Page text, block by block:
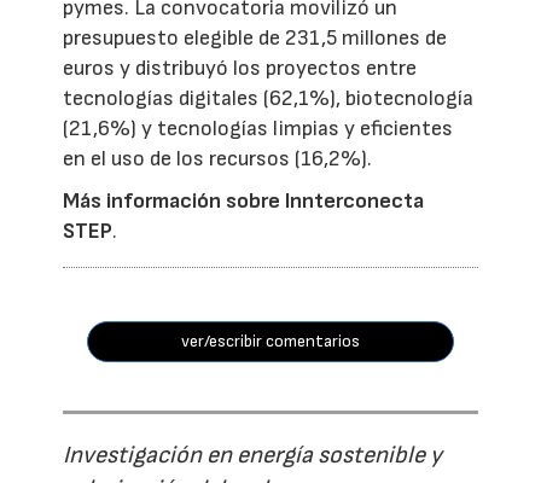
pymes. La convocatoria movilizó un
presupuesto elegible de 231,5 millones de
euros y distribuyó los proyectos entre
tecnologías digitales (62,1%), biotecnología
(21,6%) y tecnologías limpias y eficientes
en el uso de los recursos (16,2%).
Más información sobre Innterconecta
STEP.
ver/escribir comentarios
Investigación en energía sostenible y